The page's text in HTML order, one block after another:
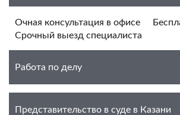
Очная консультация в офисе
Срочный выезд специалиста
Работа по делу
Представительство в суде в Казани